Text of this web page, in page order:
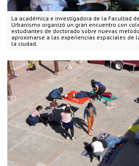
La académica e investigadora de la Facultad
Urbanismo organizó un gran encuentro con
estudiantes de doctorado sobre nuevas
aproximarse a las experiencias espaciales de
la ciudad.